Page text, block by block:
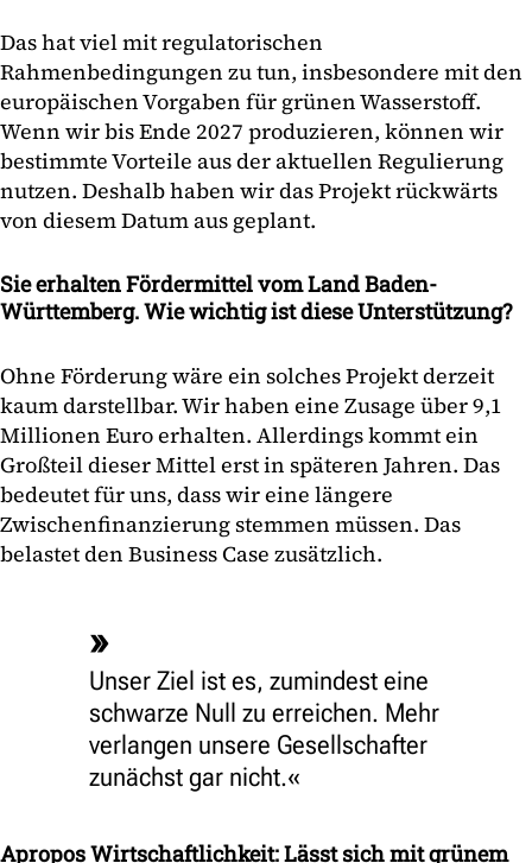
Das hat viel mit regulatorischen
Rahmenbedingungen zu tun, insbesondere mit den
europäischen Vorgaben für grünen Wasserstoff.
Wenn wir bis Ende 2027 produzieren, können wir
bestimmte Vorteile aus der aktuellen Regulierung
nutzen. Deshalb haben wir das Projekt rückwärts
von diesem Datum aus geplant.
Sie erhalten Fördermittel vom Land Baden-
Württemberg. Wie wichtig ist diese Unterstützung?
Ohne Förderung wäre ein solches Projekt derzeit
kaum darstellbar. Wir haben eine Zusage über 9,1
Millionen Euro erhalten. Allerdings kommt ein
Großteil dieser Mittel erst in späteren Jahren. Das
bedeutet für uns, dass wir eine längere
Zwischenfinanzierung stemmen müssen. Das
belastet den Business Case zusätzlich.
Unser Ziel ist es, zumindest eine
schwarze Null zu erreichen. Mehr
verlangen unsere Gesellschafter
zunächst gar nicht.
Apropos Wirtschaftlichkeit: Lässt sich mit grünem